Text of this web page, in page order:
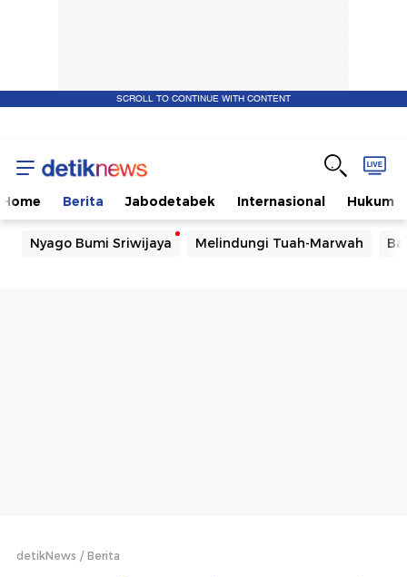
SCROLL TO CONTINUE WITH CONTENT
Home Berita Jabodetabek Internasional Hukum
Nyago Bumi Sriwijaya Melindungi Tuah-Marwah
detikNews Berita